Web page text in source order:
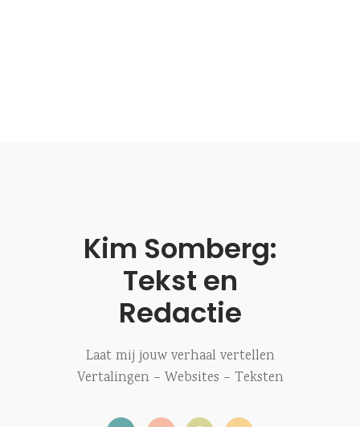
Kim Somberg:
Tekst en
Redactie
Laat mij jouw verhaal vertellen
Vertalingen – Websites – Teksten